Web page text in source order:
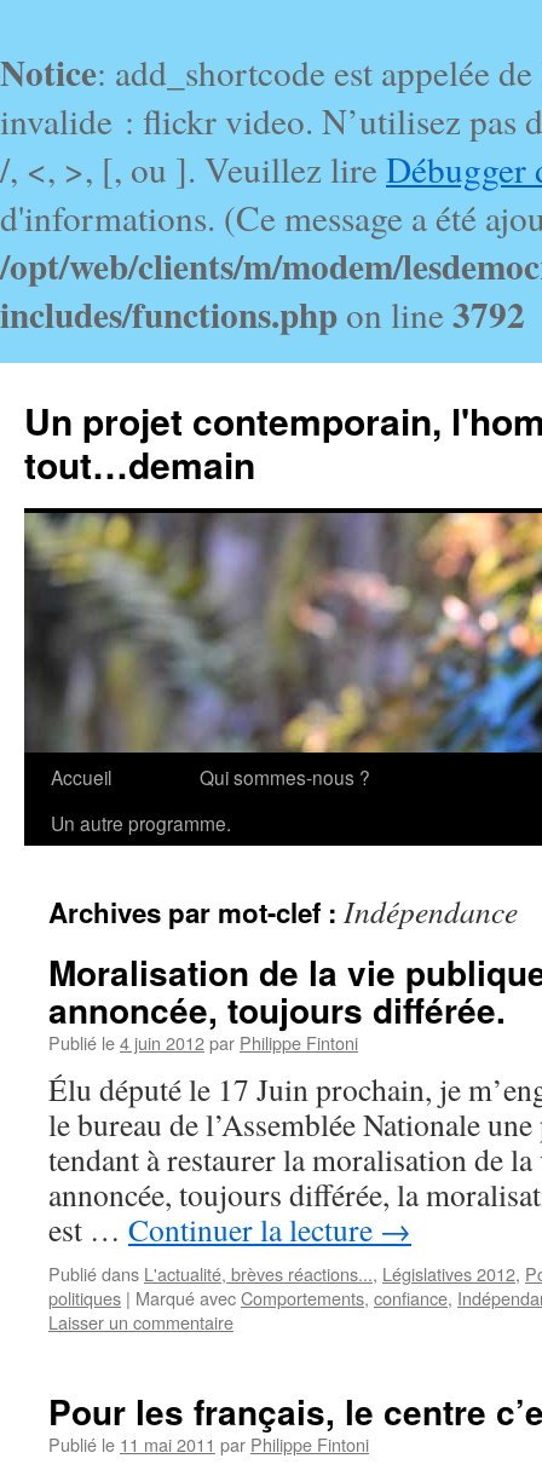
Notice: add_shortcode est appelée
invalide : flickr video. N’utilisez pas
/, <, >, [, ou ]. Veuillez lireDébugger
d'informations. (Ce message a été
/opt/web/clients/m/modem/
includes/functions.php on line3792
Un projet contemporain,
tout…demain
Aller
Accueil
Qui sommes-nous ?
Un autre programme.
Archives par mot-clef : Indépendance
Moralisation de la vie
annoncée, toujours différée.
Publié le4 juin 2012par Philippe Fintoni
Élu député le 17 Juin prochain, je
le bureau de l’Assemblée Nationale
tendant à restaurer la moralisation de
annoncée, toujours différée, la
est … Continuer la lecture →
Publié dans L'actualité, brèves réactions..., Législatives 2012,
politiques | Marqué avecComportements, confiance,
Laisser un commentaire
Pour les français, le centre
Publié le 11 mai 2011 par Philippe Fintoni